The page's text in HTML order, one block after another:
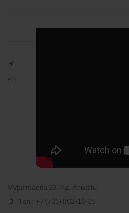
ул.
Муратбаева 23, KZ, Алматы
Тел.: +7 (705) 802-15-15